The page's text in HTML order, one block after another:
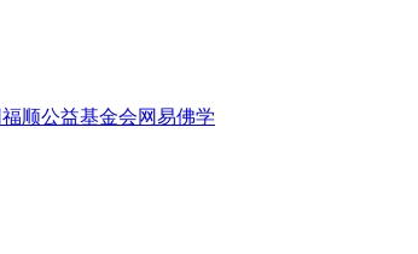
福顺公益基金会网易佛学